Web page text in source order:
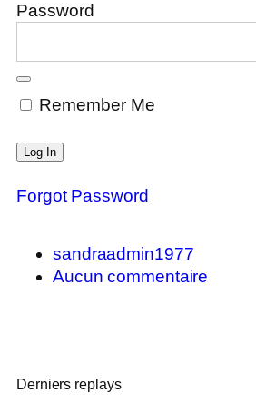
Password
Remember Me
Forgot Password
sandraadmin1977
Aucun commentaire
Derniers replays